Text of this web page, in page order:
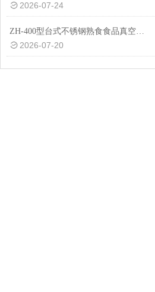
2026-07-24
ZH-400型台式不锈钢熟食食品真空包装机设备
2026-07-20